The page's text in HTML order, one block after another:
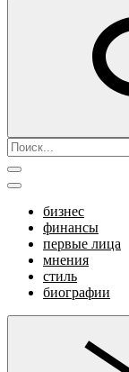
бизнес
финансы
первые лица
мнения
стиль
биографии